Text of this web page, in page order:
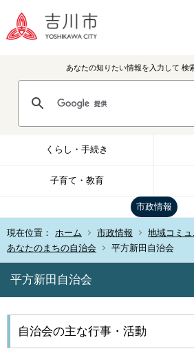
あなたの知りたい情報を入力して 検
くらし・手続き
子育て・教育
市政情報
現在位置： ホーム 市政情報
地域コミュ
あなたのまちの自治会
平方新田自治会
平方新田自治会
自治会の主な行事・活動